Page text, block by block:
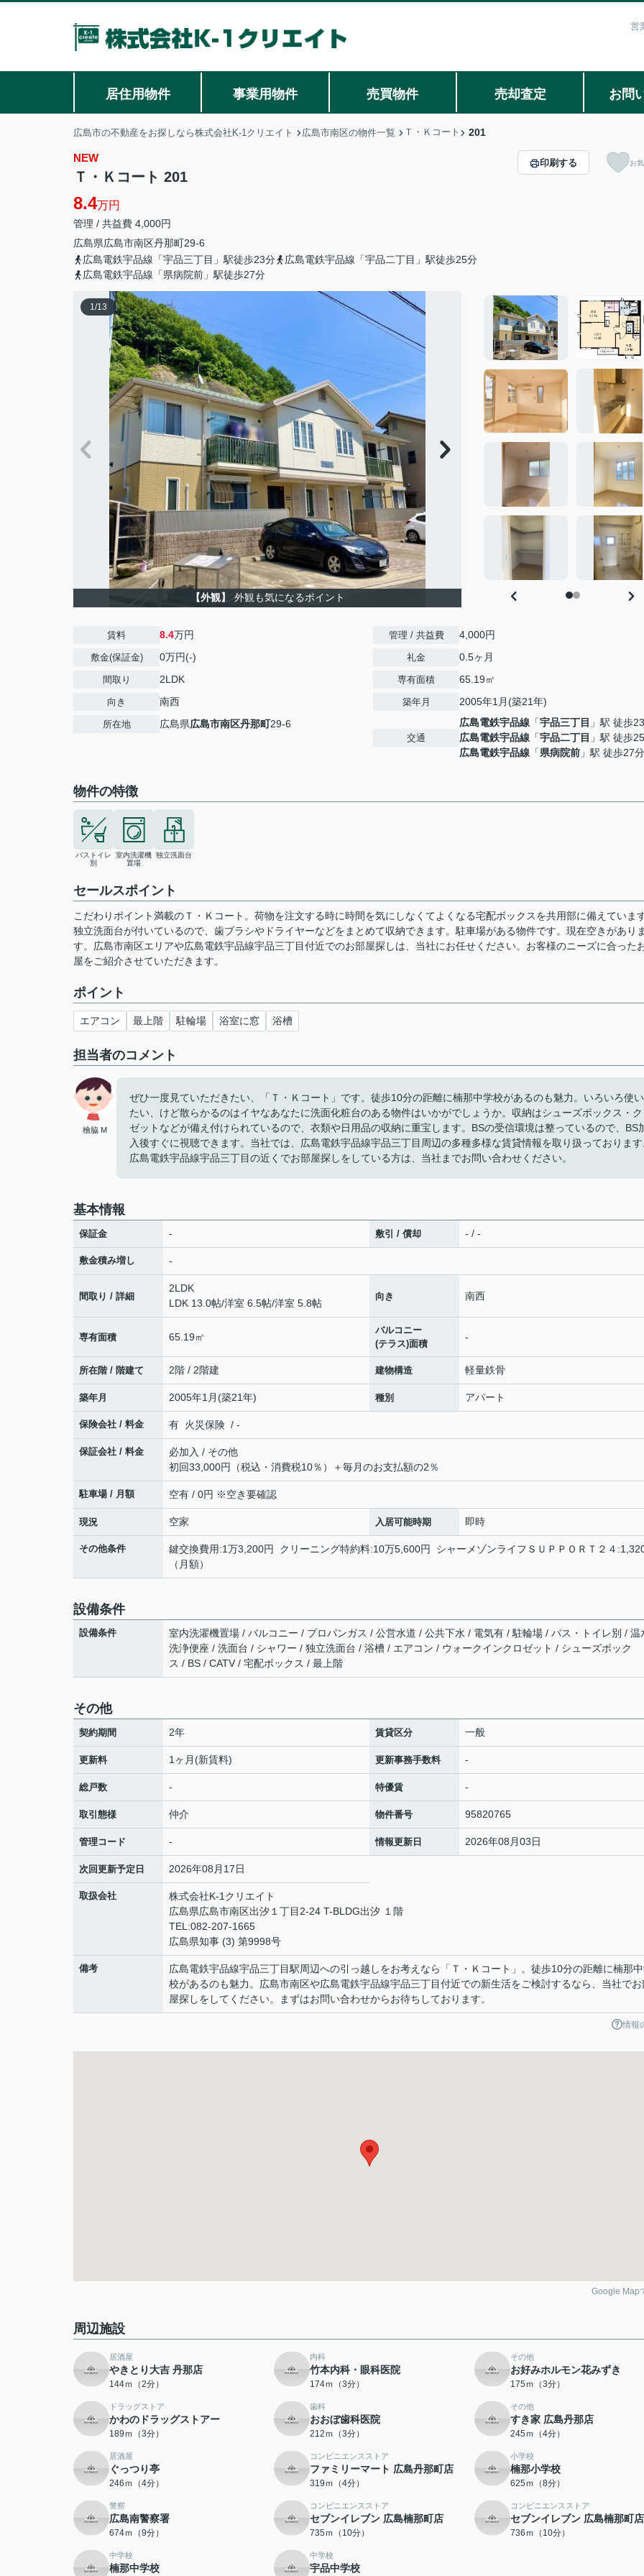
営
居住用物件 事業用物件 売買物件 売却査定 お問
広島市の不動産をお探しなら株式会社K-1クリエイト 広島市南区の物件一覧 Ｔ・Ｋコート 201
NEW
Ｔ・Ｋコート 201
8.4万円
管理 / 共益費 4,000円
広島県広島市南区丹那町29-6
広島電鉄宇品線「宇品三丁目」駅徒歩23分
広島電鉄宇品線「宇品二丁目」駅徒歩25分
広島電鉄宇品線「県病院前」駅徒歩27分
印刷する お
1/13
【外観】 外観も気になるポイント
賃料 8.4万円
敷金(保証金) 0万円(-)
間取り 2LDK
向き 南西
所在地 広島県広島市南区丹那町29-6
管理 / 共益費 4,000円
礼金 0.5ヶ月
専有面積 65.19㎡
築年月 2005年1月(築21年)
交通
広島電鉄宇品線 「宇品三丁目 」駅 徒歩
広島電鉄宇品線 「宇品二丁目 」駅 徒歩
広島電鉄宇品線 「県病院前 」駅 徒歩27分
物件の特徴
バストイレ
別
室内洗濯機
置場
独立洗面台
セールスポイント
こだわりポイント満載のＴ・Ｋコート。荷物を注文する時に時間を気にしなくてよくなる宅配ボックスを共用部に備えていま
独立洗面台が付いているので、歯ブラシやドライヤーなどをまとめて収納できます。駐車場がある物件です。現在空きがあり
す。広島市南区エリアや広島電鉄宇品線宇品三丁目付近でのお部屋探しは、当社にお任せください。お客様のニーズに合った
屋をご紹介させていただきます。
ポイント
エアコン 最上階 駐輪場 浴室に窓 浴槽
担当者のコメント
檜脇 M
ぜひ一度見ていただきたい、「Ｔ・Ｋコート」です。徒歩10分の距離に楠那中学校があるのも魅力。いろいろ使い
たい、けど散らかるのはイヤなあなたに洗面化粧台のある物件はいかがでしょうか。収納はシューズボックス・
ゼットなどが備え付けられているので、衣類や日用品の収納に重宝します。BSの受信環境は整っているので、BS
入後すぐに視聴できます。当社では、広島電鉄宇品線宇品三丁目周辺の多種多様な賃貸情報を取り扱っておりま
広島電鉄宇品線宇品三丁目の近くでお部屋探しをしている方は、当社までお問い合わせください。
基本情報
保証金 - 敷引 / 償却 - / -
敷金積み増し -
間取り / 詳細
2LDK
LDK 13.0帖/洋室 6.5帖/洋室 5.8帖
向き 南西
専有面積 65.19㎡
バルコニー
(テラス)面積
-
所在階 / 階建て 2階 / 2階建 建物構造 軽量鉄骨
築年月 2005年1月(築21年) 種別 アパート
保険会社 / 料金 有 火災保険 / -
保証会社 / 料金
必加入 / その他
初回33,000円（税込・消費税10％）＋毎月のお支払額の2％
駐車場 / 月額 空有 / 0円 ※空き要確認
現況 空家 入居可能時期 即時
その他条件
鍵交換費用:1万3,200円 クリーニング特約料:10万5,600円 シャーメゾンライフＳＵＰＰＯＲＴ２４
（月額）
設備条件
設備条件
室内洗濯機置場 / バルコニー / プロパンガス / 公営水道 / 公共下水 / 電気有 / 駐輪場 / バス・トイレ別 / 温
洗浄便座 / 洗面台 / シャワー / 独立洗面台 / 浴槽 / エアコン / ウォークインクロゼット / シューズボック
ス / BS / CATV / 宅配ボックス / 最上階
その他
契約期間 2年 賃貸区分 一般
更新料 1ヶ月(新賃料) 更新事務手数料 -
総戸数 - 特優賃 -
取引態様 仲介 物件番号 95820765
管理コード - 情報更新日 2026年08月03日
次回更新予定日 2026年08月17日
取扱会社
株式会社K-1クリエイト
広島県広島市南区出汐１丁目2-24 T-BLDG出汐 １階
TEL:082-207-1665
広島県知事 (3) 第9998号
備考
広島電鉄宇品線宇品三丁目駅周辺への引っ越しをお考えなら「Ｔ・Ｋコート」。徒歩10分の距離に楠那
校があるのも魅力。広島市南区や広島電鉄宇品線宇品三丁目付近での新生活をご検討するなら、当社でお
屋探しをしてください。まずはお問い合わせからお待ちしております。
情報
Google Map
周辺施設
居酒屋
やきとり大吉 丹那店
144ｍ（2分）
内科
竹本内科・眼科医院
174ｍ（3分）
その他
お好みホルモン花みずき
175ｍ（3分）
ドラッグストア
かわのドラッグストアー
189ｍ（3分）
歯科
おおぼ歯科医院
212ｍ（3分）
その他
すき家 広島丹那店
245ｍ（4分）
居酒屋
ぐっつり亭
246ｍ（4分）
コンビニエンスストア
ファミリーマート 広島丹那町店
319ｍ（4分）
小学校
楠那小学校
625ｍ（8分）
警察
広島南警察署
674ｍ（9分）
コンビニエンスストア
セブンイレブン 広島楠那町店
735ｍ（10分）
コンビニエンスストア
セブンイレブン 広島楠那町店
736ｍ（10分）
中学校
楠那中学校
中学校
宇品中学校